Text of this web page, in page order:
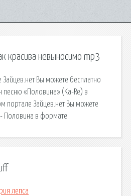
красива невыносимо mp3
Вы можете бесплатно
песню «Половина» (Ka-Re) в
портале Зайцев.нет Вы можете
- Половина в формате.
лепса